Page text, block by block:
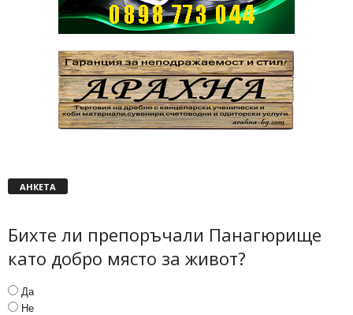
АНКЕТА
Бихте ли препоръчали Панагюрище
като добро място за живот?
Да
Не